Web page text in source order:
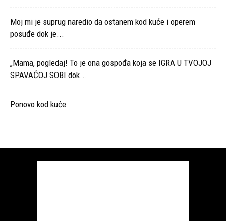
Moj mi je suprug naredio da ostanem kod kuće i operem
posuđe dok je...
„Mama, pogledaj! To je ona gospođa koja se IGRA U TVOJOJ
SPAVAĆOJ SOBI dok...
Ponovo kod kuće